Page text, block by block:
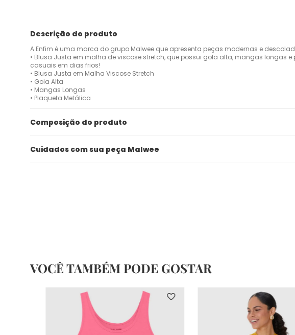
Descrição do produto
A Enfim é uma marca do grupo Malwee que apresenta peças modernas e
• Blusa Justa em malha de viscose stretch, que possui gola alta, mangas longas
casuais em dias frios!
• Blusa Justa em Malha Viscose Stretch
• Gola Alta
• Mangas Longas
• Plaqueta Metálica
Composição do produto
Cuidados com sua peça Malwee
VOCÊ TAMBÉM PODE GOSTAR